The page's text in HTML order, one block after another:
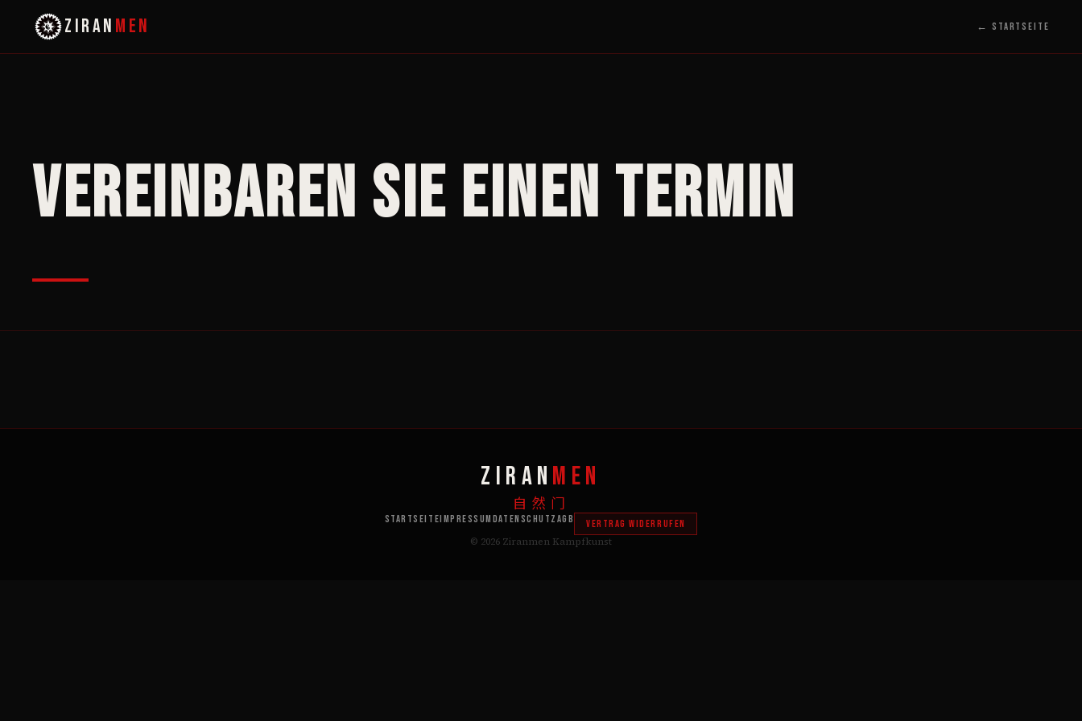
ZIRAN MEN ← Startseite
Vereinbaren Sie einen Termin
ZIRAN MEN
自然门
StartseiteImpressumDatenschutzAGB
Vertrag widerrufen
© 2026 Ziranmen Kampfkunst